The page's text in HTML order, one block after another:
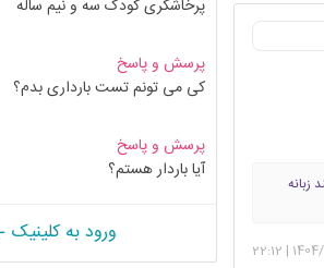
زبانه
عذاب
|
22:12
پرخاشگری کودک سه و نیم ساله
پرسش و پاسخ
کی می تونم تست بارداری بدم؟
پرسش و پاسخ
آیا باردار هستم؟
ورود به کلینیک